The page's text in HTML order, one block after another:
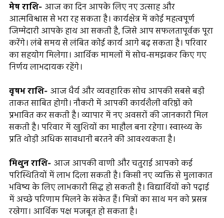
मेष राशि- आज का दिन आपके लिए नए उत्साह और
आत्मविश्वास से भरा रह सकता है। कार्यक्षेत्र में कोई महत्वपूर्ण
जिम्मेदारी आपके हाथ आ सकती है, जिसे आप सफलतापूर्वक पूरा
करेंगे। लंबे समय से लंबित कोई कार्य आगे बढ़ सकता है। परिवार
का सहयोग मिलेगा। आर्थिक मामलों में सोच-समझकर किए गए
निर्णय लाभदायक रहेंगे।
वृषभ राशि- आज धैर्य और व्यवहारिक सोच आपकी सबसे बड़ी
ताकत साबित होगी। नौकरी में आपकी कार्यशैली वरिष्ठों को
प्रभावित कर सकती है। व्यापार में नए अवसरों की जानकारी मिल
सकती है। परिवार में खुशियों का माहौल बना रहेगा। स्वास्थ्य के
प्रति थोड़ी अधिक सावधानी बरतने की आवश्यकता है।
मिथुन राशि- आज आपकी वाणी और चतुराई आपको कई
परिस्थितियों में लाभ दिला सकती है। किसी नए व्यक्ति से मुलाकात
भविष्य के लिए लाभकारी सिद्ध हो सकती है। विद्यार्थियों को पढ़ाई
में अच्छे परिणाम मिलने के संकेत हैं। मित्रों का साथ मन को प्रसन्न
रखेगा। आर्थिक पक्ष मजबूत हो सकता है।